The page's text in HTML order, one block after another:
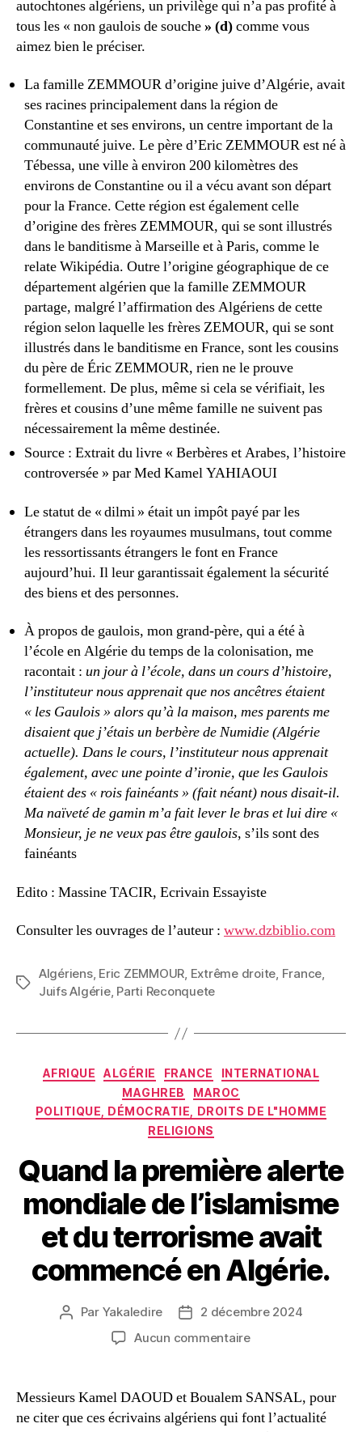
autochtones algériens, un privilège qui n’a pas profité à
tous les « non gaulois de souche» (d)comme vous
aimez bien le préciser.
La famille ZEMMOUR d’origine juive d’Algérie, avait
ses racines principalement dans la région de
Constantine et ses environs, un centre important de la
communauté juive. Le père d’Eric ZEMMOUR est né à
Tébessa, une ville à environ 200 kilomètres des
environs de Constantine ou il a vécu avant son départ
pour la France. Cette région est également celle
d’origine des frères ZEMMOUR, qui se sont illustrés
dans le banditisme à Marseille et à Paris, comme le
relate Wikipédia. Outre l’origine géographique de ce
département algérien que la famille ZEMMOUR
partage, malgré l’affirmation des Algériens de cette
région selon laquelle les frères ZEMOUR, qui se sont
illustrés dans le banditisme en France, sont les cousins
du père de Éric ZEMMOUR, rien ne le prouve
formellement. De plus, même si cela se vérifiait, les
frères et cousins d’une même famille ne suivent pas
nécessairement la même destinée.
Source : Extrait du livre « Berbères et Arabes, l’histoire
controversée » par Med Kamel YAHIAOUI
Le statut de « dilmi » était un impôt payé par les
étrangers dans les royaumes musulmans, tout comme
les ressortissants étrangers le font en France
aujourd’hui. Il leur garantissait également la sécurité
des biens et des personnes.
À propos de gaulois, mon grand-père, qui a été à
l’école en Algérie du temps de la colonisation, me
racontait : un jour à l’école, dans un cours d’histoire,
l’instituteur nous apprenait que nos ancêtres étaient
« les Gaulois » alors qu’à la maison, mes parents me
disaient que j’étais un berbère de Numidie (Algérie
actuelle). Dans le cours, l’instituteur nous apprenait
également, avec une pointe d’ironie, que les Gaulois
étaient des « rois fainéants » (fait néant) nous disait-il.
Ma naïveté de gamin m’a fait lever le bras et lui dire «
Monsieur, je ne veux pas être gaulois, s’ils sont des
fainéants
Edito : Massine TACIR, Ecrivain Essayiste
Consulter les ouvrages de l’auteur : www.dzbiblio.com
Étiquettes
Algériens, Eric ZEMMOUR, Extrême droite, France,
Juifs Algérie, Parti Reconquete
Catégories
AFRIQUE ALGÉRIE FRANCE
INTERNATIONAL
MAGHREB
MAROC
POLITIQUE, DÉMOCRATIE, DROITS DE L"HOMME
RELIGIONS
Quand la première alerte
mondiale de l’islamisme
et du terrorisme avait
commencé en Algérie.
Auteur
Par Yakaledire
Date2 décembre 2024
Aucun commentairesur
première
mondiale
Messieurs Kamel DAOUD et Boualem SANSAL, pour
ne citer que ces écrivains algériens qui font l’actualité